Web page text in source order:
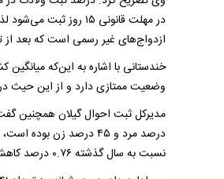
ازدواج‌های غیر رسمی است که بعد از
وضعیت ممتازی دارد و از این حیث
نسبت به سال گذشته ۰.۷۶ درصد کاهش داشته است.